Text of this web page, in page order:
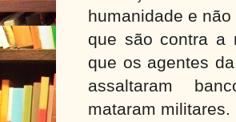
humanidade e
que são contra a
que os agentes
assaltaram
mataram militares.